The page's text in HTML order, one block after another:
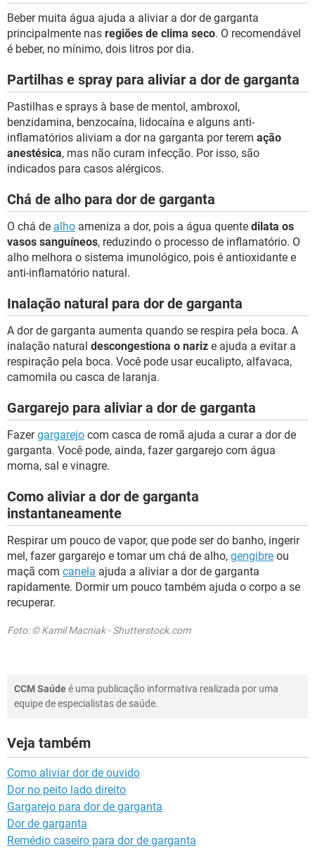
Beber muita água ajuda a aliviar a dor de garganta
principalmente nas regiões de clima seco. O recomendável
é beber, no mínimo, dois litros por dia.
Partilhas e spray para aliviar a dor de garganta
Pastilhas e sprays à base de mentol, ambroxol,
benzidamina, benzocaína, lidocaína e alguns anti-
inflamatórios aliviam a dor na garganta por terem ação
anestésica, mas não curam infecção. Por isso, são
indicados para casos alérgicos.
Chá de alho para dor de garganta
O chá de alho ameniza a dor, pois a água quente dilata os
vasos sanguíneos, reduzindo o processo de inflamatório. O
alho melhora o sistema imunológico, pois é antioxidante e
anti-inflamatório natural.
Inalação natural para dor de garganta
A dor de garganta aumenta quando se respira pela boca. A
inalação natural descongestiona o nariz e ajuda a evitar a
respiração pela boca. Você pode usar eucalipto, alfavaca,
camomila ou casca de laranja.
Gargarejo para aliviar a dor de garganta
Fazergargarejo com casca de romã ajuda a curar a dor de
garganta. Você pode, ainda, fazer gargarejo com água
morna, sal e vinagre.
Como aliviar a dor de garganta
instantaneamente
Respirar um pouco de vapor, que pode ser do banho, ingerir
mel, fazer gargarejo e tomar um chá de alho, gengibre ou
maçã com canela ajuda a aliviar a dor de garganta
rapidamente. Dormir um pouco também ajuda o corpo a se
recuperar.
Foto: © Kamil Macniak - Shutterstock.com
CCM Saúdeé uma publicação informativa realizada por uma
equipe de especialistas de saúde.
Veja também
Como aliviar dor de ouvido
Dor no peito lado direito
Gargarejo para dor de garganta
Dor de garganta
Remédio caseiro para dor de garganta